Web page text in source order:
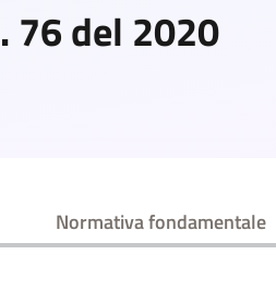
76 del 2020
Normativa fondamentale